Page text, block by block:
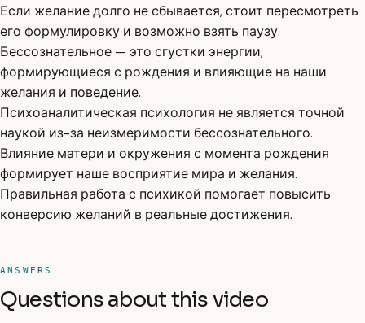
Если желание долго не сбывается, стоит пересмотреть
его формулировку и возможно взять паузу.
Бессознательное — это сгустки энергии,
формирующиеся с рождения и влияющие на наши
желания и поведение.
Психоаналитическая психология не является точной
наукой из-за неизмеримости бессознательного.
Влияние матери и окружения с момента рождения
формирует наше восприятие мира и желания.
Правильная работа с психикой помогает повысить
конверсию желаний в реальные достижения.
ANSWERS
Questions about this video